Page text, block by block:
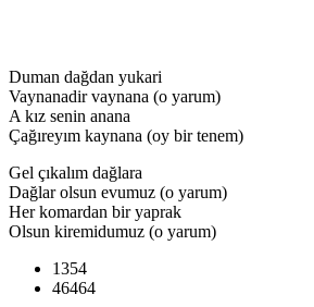
Duman dağdan yukari
Vaynanadir vaynana (o yarum)
A kız senin anana
Çağıreyım kaynana (oy bir tenem)
Gel çıkalım dağlara
Dağlar olsun evumuz (o yarum)
Her komardan bir yaprak
Olsun kiremidumuz (o yarum)
1354
46464